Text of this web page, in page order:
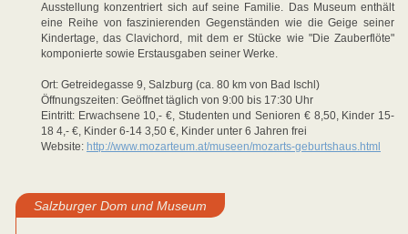
Ausstellung konzentriert sich auf seine Familie. Das Museum enthält
eine Reihe von faszinierenden Gegenständen wie die Geige seiner
Kindertage, das Clavichord, mit dem er Stücke wie "Die Zauberflöte"
komponierte sowie Erstausgaben seiner Werke.
Ort: Getreidegasse 9, Salzburg (ca. 80 km von Bad Ischl)
Öffnungszeiten: Geöffnet täglich von 9:00 bis 17:30 Uhr
Eintritt: Erwachsene 10,- €, Studenten und Senioren € 8,50, Kinder 15-
18 4,- €, Kinder 6-14 3,50 €, Kinder unter 6 Jahren frei
Website: http://www.mozarteum.at/museen/mozarts-geburtshaus.html
Salzburger Dom und Museum